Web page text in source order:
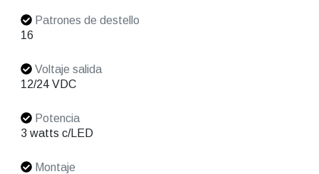
Patrones de destello
16
Voltaje salida
12/24 VDC
Potencia
3 watts c/LED
Montaje